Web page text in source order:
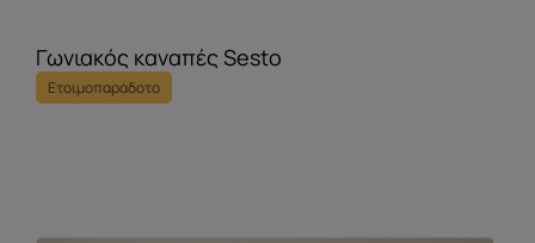
Γωνιακός καναπές Sesto
Ετοιμοπαράδοτο